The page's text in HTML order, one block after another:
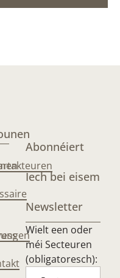
Abonnéiert
Iech bei eisem
Newsletter
Wielt een oder
méi Secteuren
(obligatoresch):